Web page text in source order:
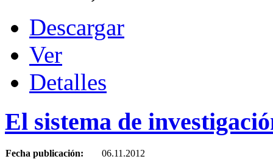
Descargar
Ver
Detalles
El sistema de
Fecha publicación:
06.11.2012